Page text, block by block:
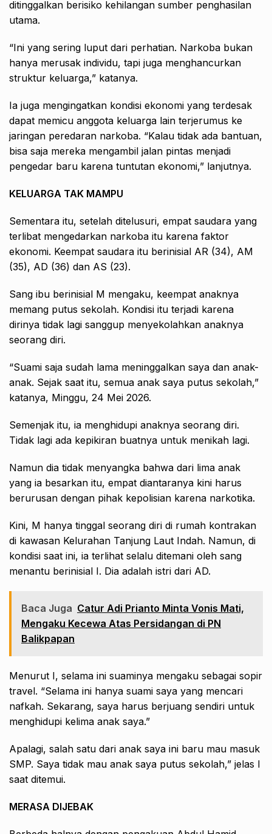
ditinggalkan berisiko kehilangan sumber penghasilan
utama.
“Ini yang sering luput dari perhatian. Narkoba bukan
hanya merusak individu, tapi juga menghancurkan
struktur keluarga,” katanya.
Ia juga mengingatkan kondisi ekonomi yang terdesak
dapat memicu anggota keluarga lain terjerumus ke
jaringan peredaran narkoba. “Kalau tidak ada bantuan,
bisa saja mereka mengambil jalan pintas menjadi
pengedar baru karena tuntutan ekonomi,” lanjutnya.
KELUARGA TAK MAMPU
Sementara itu, setelah ditelusuri, empat saudara yang
terlibat mengedarkan narkoba itu karena faktor
ekonomi. Keempat saudara itu berinisial AR (34), AM
(35), AD (36) dan AS (23).
Sang ibu berinisial M mengaku, keempat anaknya
memang putus sekolah. Kondisi itu terjadi karena
dirinya tidak lagi sanggup menyekolahkan anaknya
seorang diri.
“Suami saja sudah lama meninggalkan saya dan anak-
anak. Sejak saat itu, semua anak saya putus sekolah,”
katanya, Minggu, 24 Mei 2026.
Semenjak itu, ia menghidupi anaknya seorang diri.
Tidak lagi ada kepikiran buatnya untuk menikah lagi.
Namun dia tidak menyangka bahwa dari lima anak
yang ia besarkan itu, empat diantaranya kini harus
berurusan dengan pihak kepolisian karena narkotika.
Kini, M hanya tinggal seorang diri di rumah kontrakan
di kawasan Kelurahan Tanjung Laut Indah. Namun, di
kondisi saat ini, ia terlihat selalu ditemani oleh sang
menantu berinisial I. Dia adalah istri dari AD.
Baca Juga Catur Adi Prianto Minta Vonis Mati,
Mengaku Kecewa Atas Persidangan di PN
Balikpapan
Menurut I, selama ini suaminya mengaku sebagai sopir
travel. “Selama ini hanya suami saya yang mencari
nafkah. Sekarang, saya harus berjuang sendiri untuk
menghidupi kelima anak saya.”
Apalagi, salah satu dari anak saya ini baru mau masuk
SMP. Saya tidak mau anak saya putus sekolah,” jelas I
saat ditemui.
MERASA DIJEBAK